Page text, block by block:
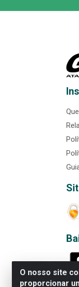
O nosso site
proporcionar